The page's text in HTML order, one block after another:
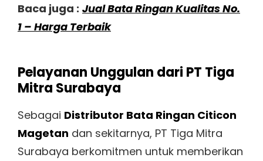
Baca juga : Jual Bata Ringan Kualitas No.
1 – Harga Terbaik
Pelayanan Unggulan dari PT Tiga
Mitra Surabaya
Sebagai Distributor Bata Ringan Citicon
Magetan dan sekitarnya, PT Tiga Mitra
Surabaya berkomitmen untuk memberikan